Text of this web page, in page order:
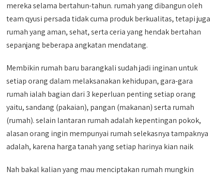
mereka selama bertahun-tahun. rumah yang dibangun oleh
team qyusi persada tidak cuma produk berkualitas, tetapi juga
rumah yang aman, sehat, serta ceria yang hendak bertahan
sepanjang beberapa angkatan mendatang.
Membikin rumah baru barangkali sudah jadi inginan untuk
setiap orang dalam melaksanakan kehidupan, gara-gara
rumah ialah bagian dari 3 keperluan penting setiap orang
yaitu, sandang (pakaian), pangan (makanan) serta rumah
(rumah). selain lantaran rumah adalah kepentingan pokok,
alasan orang ingin mempunyai rumah selekasnya tampaknya
adalah, karena harga tanah yang setiap harinya kian naik
Nah bakal kalian yang mau menciptakan rumah mungkin